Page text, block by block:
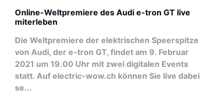
Online-Weltpremiere des Audi e-tron GT live
miterleben
Die Weltpremiere der elektrischen Speerspitze
von Audi, der e-tron GT, findet am 9. Februar
2021 um 19.00 Uhr mit zwei digitalen Events
statt. Auf electric-wow.ch können Sie live dabei
se...